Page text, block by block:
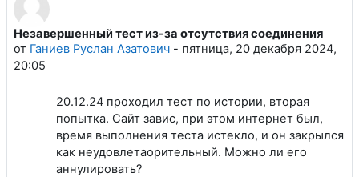
Незавершенный тест из-за отсутствия соединения
от Ганиев Руслан Азатович - пятница, 20 декабря 2024,
20:05
Количество ответов: 1
20.12.24 проходил тест по истории, вторая
попытка. Сайт завис, при этом интернет был,
время выполнения теста истекло, и он закрылся
как неудовлетаорительный. Можно ли его
аннулировать?